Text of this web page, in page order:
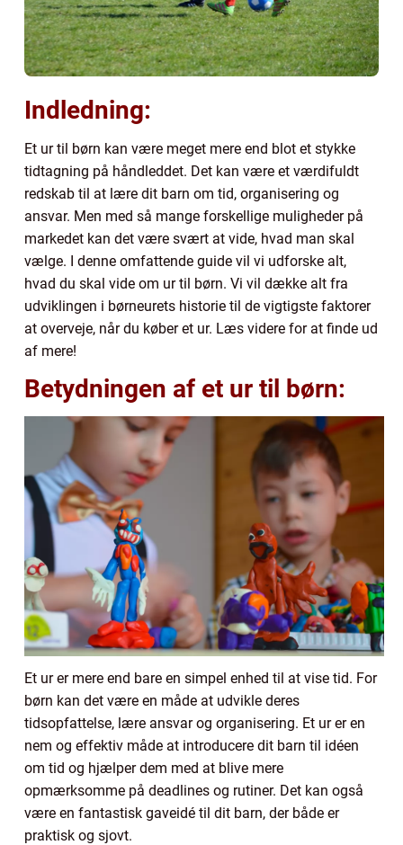
Indledning:
Et ur til børn kan være meget mere end blot et stykke
tidtagning på håndleddet. Det kan være et værdifuldt
redskab til at lære dit barn om tid, organisering og
ansvar. Men med så mange forskellige muligheder på
markedet kan det være svært at vide, hvad man skal
vælge. I denne omfattende guide vil vi udforske alt,
hvad du skal vide om ur til børn. Vi vil dække alt fra
udviklingen i børneurets historie til de vigtigste faktorer
at overveje, når du køber et ur. Læs videre for at finde ud
af mere!
Betydningen af et ur til børn:
Et ur er mere end bare en simpel enhed til at vise tid. For
børn kan det være en måde at udvikle deres
tidsopfattelse, lære ansvar og organisering. Et ur er en
nem og effektiv måde at introducere dit barn til idéen
om tid og hjælper dem med at blive mere
opmærksomme på deadlines og rutiner. Det kan også
være en fantastisk gaveidé til dit barn, der både er
praktisk og sjovt.